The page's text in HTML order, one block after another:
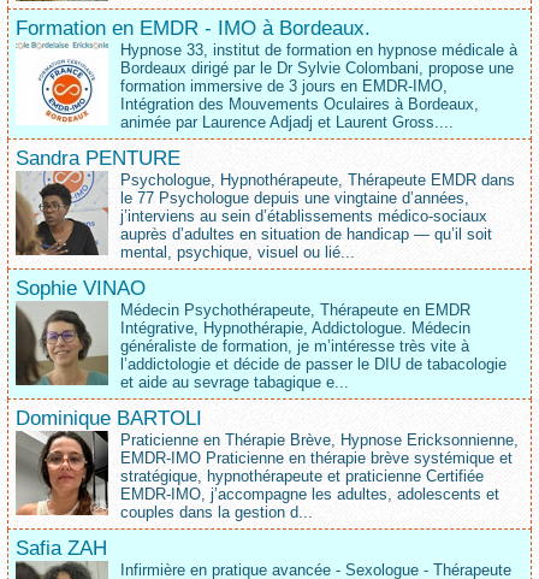
Formation en EMDR - IMO à Bordeaux.
Hypnose 33, institut de formation en hypnose médicale à
Bordeaux dirigé par le Dr Sylvie Colombani, propose une
formation immersive de 3 jours en EMDR-IMO,
Intégration des Mouvements Oculaires à Bordeaux,
animée par Laurence Adjadj et Laurent Gross....
Sandra PENTURE
Psychologue, Hypnothérapeute, Thérapeute EMDR dans
le 77 Psychologue depuis une vingtaine d’années,
j’interviens au sein d’établissements médico‑sociaux
auprès d’adultes en situation de handicap — qu’il soit
mental, psychique, visuel ou lié...
Sophie VINAO
Médecin Psychothérapeute, Thérapeute en EMDR
Intégrative, Hypnothérapie, Addictologue. Médecin
généraliste de formation, je m’intéresse très vite à
l’addictologie et décide de passer le DIU de tabacologie
et aide au sevrage tabagique e...
Dominique BARTOLI
Praticienne en Thérapie Brève, Hypnose Ericksonnienne,
EMDR-IMO Praticienne en thérapie brève systémique et
stratégique, hypnothérapeute et praticienne Certifiée
EMDR-IMO, j’accompagne les adultes, adolescents et
couples dans la gestion d...
Safia ZAH
Infirmière en pratique avancée - Sexologue - Thérapeute